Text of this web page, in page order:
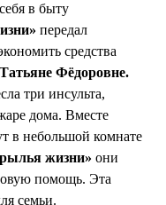
в быту
передал
средства
Татьяне Фёдоровне.
три инсульта,
дома. Вместе
в небольшой комнате
жизни» они
помощь. Эта
семьи.